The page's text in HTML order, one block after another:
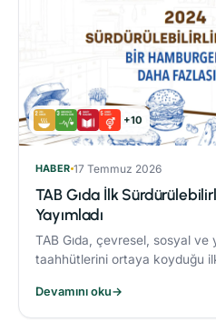
+10
HABER 17 Temmuz 2026
TAB Gıda İlk
Yayımladı
TAB Gıda, çevresel, sosyal ve
taahhütlerini ortaya koyduğu
olan bağlılığını ortaya koydu.
Devamını oku→